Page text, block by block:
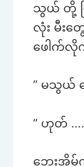
သွယ် တို့ မ
လုံး မီး
ဖေါက်လို
” မသွယ် ရ
” ဟုတ်
ဘေးအိမ်